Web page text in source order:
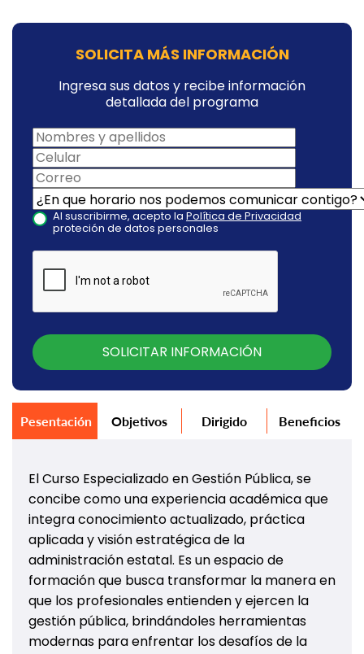
Pesentación Objetivos Dirigido Beneficios
El Curso Especializado en Gestión Pública, se
concibe como una experiencia académica que
integra conocimiento actualizado, práctica
aplicada y visión estratégica de la
administración estatal. Es un espacio de
formación que busca transformar la manera en
que los profesionales entienden y ejercen la
gestión pública, brindándoles herramientas
modernas para enfrentar los desafíos de la
SOLICITA MÁS INFORMACIÓN
Ingresa sus datos y recibe información
detallada del programa
Al suscribirme, acepto la Política de Privacidad
proteción de datos personales
SOLICITAR INFORMACIÓN